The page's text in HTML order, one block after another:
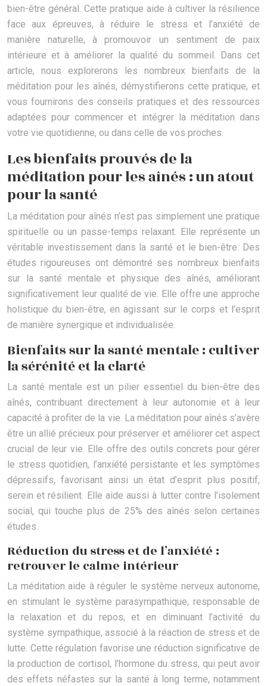
bien-être général. Cette pratique aide à cultiver la résilience
face aux épreuves, à réduire le stress et l’anxiété de
manière naturelle, à promouvoir un sentiment de paix
intérieure et à améliorer la qualité du sommeil. Dans cet
article, nous explorerons les nombreux bienfaits de la
méditation pour les aînés, démystifierons cette pratique, et
vous fournirons des conseils pratiques et des ressources
adaptées pour commencer et intégrer la méditation dans
votre vie quotidienne, ou dans celle de vos proches.
Les bienfaits prouvés de la
méditation pour les aînés : un atout
pour la santé
La méditation pour aînés n’est pas simplement une pratique
spirituelle ou un passe-temps relaxant. Elle représente un
véritable investissement dans la santé et le bien-être. Des
études rigoureuses ont démontré ses nombreux bienfaits
sur la santé mentale et physique des aînés, améliorant
significativement leur qualité de vie. Elle offre une approche
holistique du bien-être, en agissant sur le corps et l’esprit
de manière synergique et individualisée.
Bienfaits sur la santé mentale : cultiver
la sérénité et la clarté
La santé mentale est un pilier essentiel du bien-être des
aînés, contribuant directement à leur autonomie et à leur
capacité à profiter de la vie. La méditation pour aînés s’avère
être un allié précieux pour préserver et améliorer cet aspect
crucial de leur vie. Elle offre des outils concrets pour gérer
le stress quotidien, l’anxiété persistante et les symptômes
dépressifs, favorisant ainsi un état d’esprit plus positif,
serein et résilient. Elle aide aussi à lutter contre l’isolement
social, qui touche plus de 25% des aînés selon certaines
études.
Réduction du stress et de l’anxiété :
retrouver le calme intérieur
La méditation aide à réguler le système nerveux autonome,
en stimulant le système parasympathique, responsable de
la relaxation et du repos, et en diminuant l’activité du
système sympathique, associé à la réaction de stress et de
lutte. Cette régulation favorise une réduction significative de
la production de cortisol, l’hormone du stress, qui peut avoir
des effets néfastes sur la santé à long terme, notamment